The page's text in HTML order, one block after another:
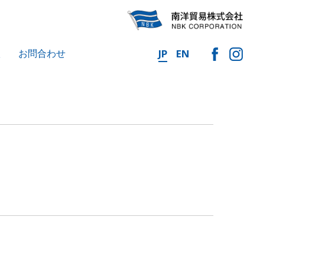
お問合わせ JP EN